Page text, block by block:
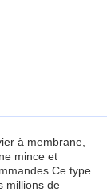
à membrane,
mince et
type
millions de